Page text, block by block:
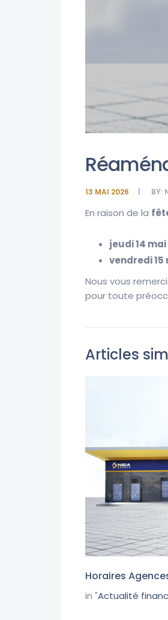
13 MAI 2026 BY:
En raison de la
jeudi 14 mai
vendredi 15
Nous vous
pour toute
Articles
Horaires
in "Actualité